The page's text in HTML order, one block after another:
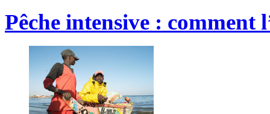
Pêche intensive : comment